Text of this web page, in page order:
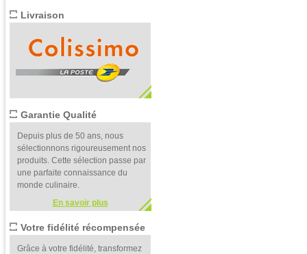
Livraison
Garantie Qualité
Depuis plus de 50 ans, nous
sélectionnons rigoureusement nos
produits. Cette sélection passe par
une parfaite connaissance du
monde culinaire.
En savoir plus
Votre fidélité récompensée
Grâce à votre fidélité, transformez